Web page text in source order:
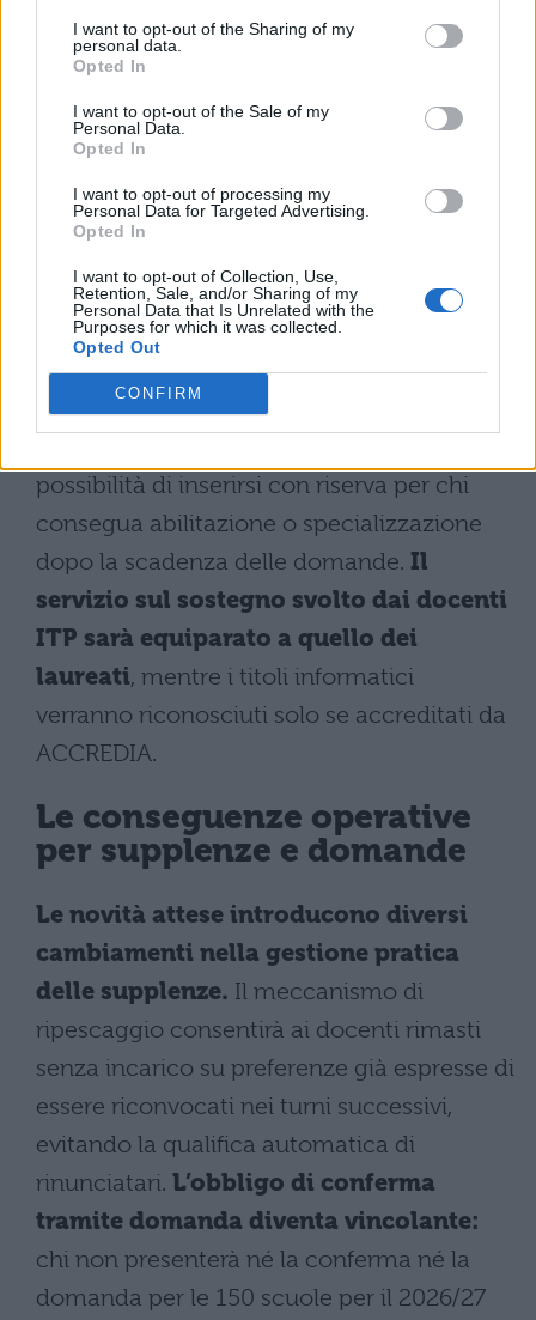
I want to opt-out of the Sharing of my
personal data.
Opted In
I want to opt-out of the Sale of my
Personal Data.
Opted In
I want to opt-out of processing my
Personal Data for Targeted Advertising.
Opted In
I want to opt-out of Collection, Use,
Retention, Sale, and/or Sharing of my
Personal Data that Is Unrelated with the
Purposes for which it was collected.
Opted Out
CONFIRM
disponibiliper formare il maggior numero
Sarà inoltre obbligatorio confermare la
propria presenza nelle GPS presentando
domanda:chi non conferma e non
presenta domanda per le 150 scuole per
l’anno 2026/27 verrà cancellato
graduatorie.
Altra novità attesa riguarda il
completamento degli spezzoni mediante
possibilità di inserirsi con riserva per chi
consegua abilitazione o specializzazione
dopo la scadenza delle domande. Il
servizio sul sostegno svolto dai docenti
ITP sarà equiparato a quello dei
laureati, mentre i titoli informatici
verranno riconosciuti solo se accreditati da
ACCREDIA.
Le conseguenze operative
per supplenze e domande
Le novità attese introducono diversi
cambiamenti nella gestione pratica
delle supplenze. Il meccanismo di
ripescaggio consentirà ai docenti rimasti
senza incarico su preferenze già espresse di
essere riconvocati nei turni successivi,
evitando la qualifica automatica di
rinunciatari. L’obbligo di conferma
tramite domanda diventa vincolante:
chi non presenterà né la conferma né la
domanda per le 150 scuole per il 2026/27